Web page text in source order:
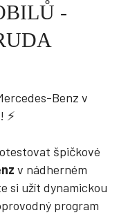
-
Benz v
⚡
otestovat špičkové
v nádherném
si užít dynamickou
program